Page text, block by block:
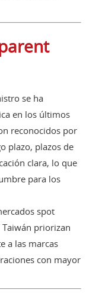
se ha
en los últimos
reconocidos por
plazo, plazos de
clara, lo que
para los
spot
priorizan
a las marcas
con mayor